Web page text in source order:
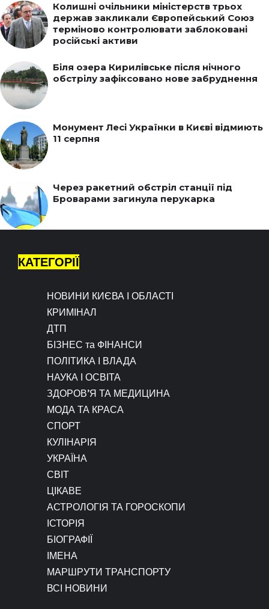
Колишні очільники міністерств трьох
держав закликали Європейський Союз
терміново контролювати заблоковані
російські активи
Біля озера Кирилівське після нічного
обстрілу зафіксовано нове забруднення
Монумент Лесі Українки в Києві відмиють
11 серпня
Через ракетний обстріл станції під
Броварами загинула перукарка
КАТЕГОРІЇ
НОВИНИ КИЄВА І ОБЛАСТІ
КРИМІНАЛ
ДТП
БІЗНЕС та ФІНАНСИ
ПОЛІТИКА І ВЛАДА
НАУКА І ОСВІТА
ЗДОРОВ’Я ТА МЕДИЦИНА
МОДА ТА КРАСА
СПОРТ
КУЛІНАРІЯ
УКРАЇНА
СВІТ
ЦІКАВЕ
АСТРОЛОГІЯ ТА ГОРОСКОПИ
ІСТОРІЯ
БІОГРАФІЇ
ІМЕНА
МАРШРУТИ ТРАНСПОРТУ
ВСІ НОВИНИ